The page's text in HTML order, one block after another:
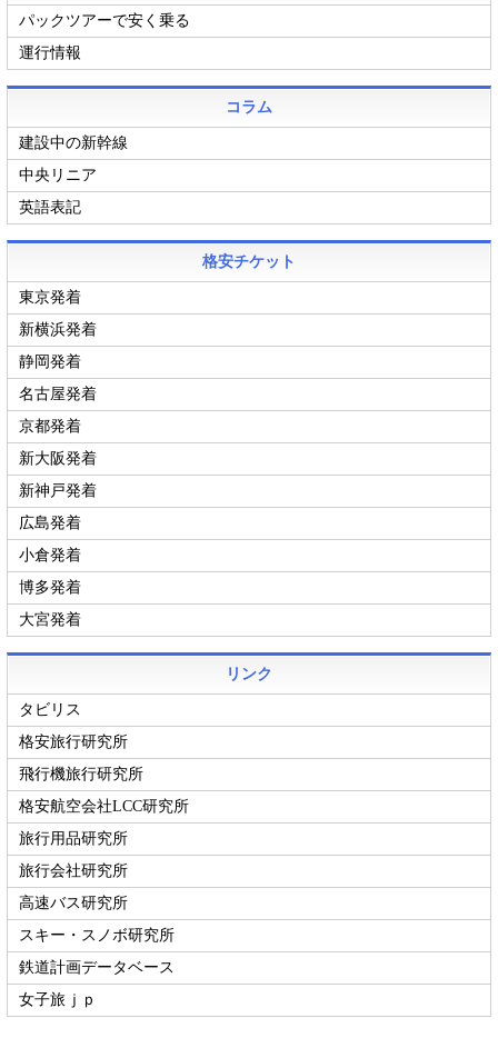
パックツアーで安く乗る
運行情報
コラム
建設中の新幹線
中央リニア
英語表記
格安チケット
東京発着
新横浜発着
静岡発着
名古屋発着
京都発着
新大阪発着
新神戸発着
広島発着
小倉発着
博多発着
大宮発着
リンク
タビリス
格安旅行研究所
飛行機旅行研究所
格安航空会社LCC研究所
旅行用品研究所
旅行会社研究所
高速バス研究所
スキー・スノボ研究所
鉄道計画データベース
女子旅ｊｐ